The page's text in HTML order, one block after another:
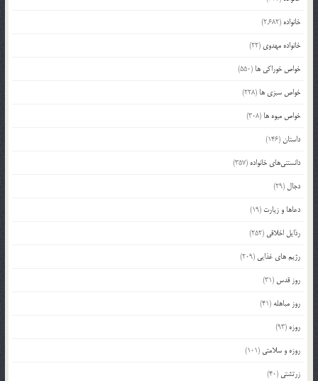
خانواده (2,682)
خانواده مهدوی (22)
خواص خوراکی ها (550)
خواص سبزی ها (228)
خواص میوه ها (308)
داستان(146)
دانستنی‌های خانواده (357)
دجال (29)
دعاها و زیارت (19)
رذایل اخلاقی (252)
رژیم های غذایی (209)
روز قدس (31)
روز مباهله (41)
روزه (93)
روزه و سلامتی (101)
زرتشتی (40)